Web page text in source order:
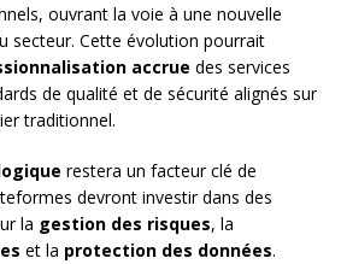
ouvrant la voie à une nouvelle
secteur. Cette évolution pourrait
accrue des services
de qualité et de sécurité alignés sur
traditionnel.
restera un facteur clé de
devront investir dans des
la gestion des risques, la
et la protection des données.